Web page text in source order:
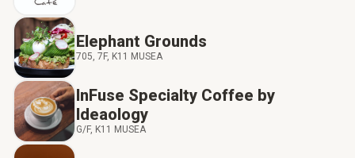
Elephant Grounds
705, 7F, K11 MUSEA
InFuse Specialty Coffee by
Ideaology
G/F, K11 MUSEA